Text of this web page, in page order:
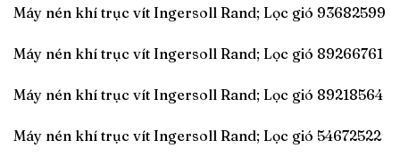
Máy nén khí trục vít Ingersoll Rand; Lọc gió 93682599
Máy nén khí trục vít Ingersoll Rand; Lọc gió 89266761
Máy nén khí trục vít Ingersoll Rand; Lọc gió 89218564
Máy nén khí trục vít Ingersoll Rand; Lọc gió 54672522